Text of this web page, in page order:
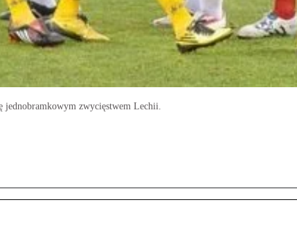
jednobramkowym zwycięstwem Lechii.